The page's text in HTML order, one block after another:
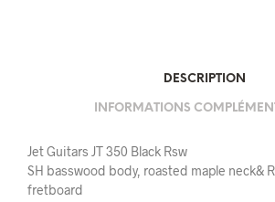
DESCRIPTION
INFORMATIONS
Jet Guitars JT 350 Black Rsw
SH basswood body, roasted maple neck&
fretboard